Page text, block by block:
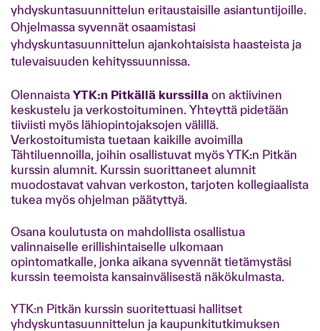
yhdyskuntasuunnittelun eritaustaisille asiantuntijoille.
Ohjelmassa syvennät osaamistasi
yhdyskuntasuunnittelun ajankohtaisista haasteista ja
tulevaisuuden kehityssuunnissa.
Olennaista YTK:n Pitkällä kurssilla on aktiivinen
keskustelu ja verkostoituminen. Yhteyttä pidetään
tiiviisti myös lähiopintojaksojen välillä.
Verkostoitumista tuetaan kaikille avoimilla
Tähtiluennoilla, joihin osallistuvat myös YTK:n Pitkän
kurssin alumnit. Kurssin suorittaneet alumnit
muodostavat vahvan verkoston, tarjoten kollegiaalista
tukea myös ohjelman päätyttyä.
Osana koulutusta on mahdollista osallistua
valinnaiselle erillishintaiselle ulkomaan
opintomatkalle, jonka aikana syvennät tietämystäsi
kurssin teemoista kansainvälisestä näkökulmasta.
YTK:n Pitkän kurssin suoritettuasi hallitset
yhdyskuntasuunnittelun ja kaupunkitutkimuksen